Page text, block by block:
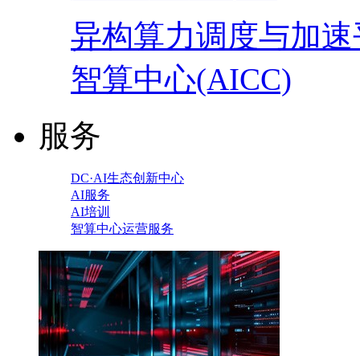
异构算力调度与加
智算中心(AICC)
服务
DC·AI生态创新中心
AI服务
AI培训
智算中心运营服务